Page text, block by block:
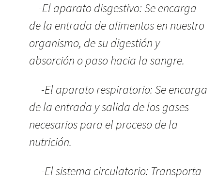
-El aparato disgestivo: Se encarga
de la entrada de alimentosen nuestro
organismo, de su digestión y
absorción o paso hacia la sangre.
-El aparato respiratorio: Se encarga
de la entrada y salida de los gases
necesarios para el proceso de la
nutrición.
-El sistema circulatorio: Transporta